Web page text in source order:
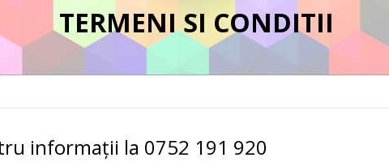
TERMENI SI CONDITII
informații la 0752 191 920